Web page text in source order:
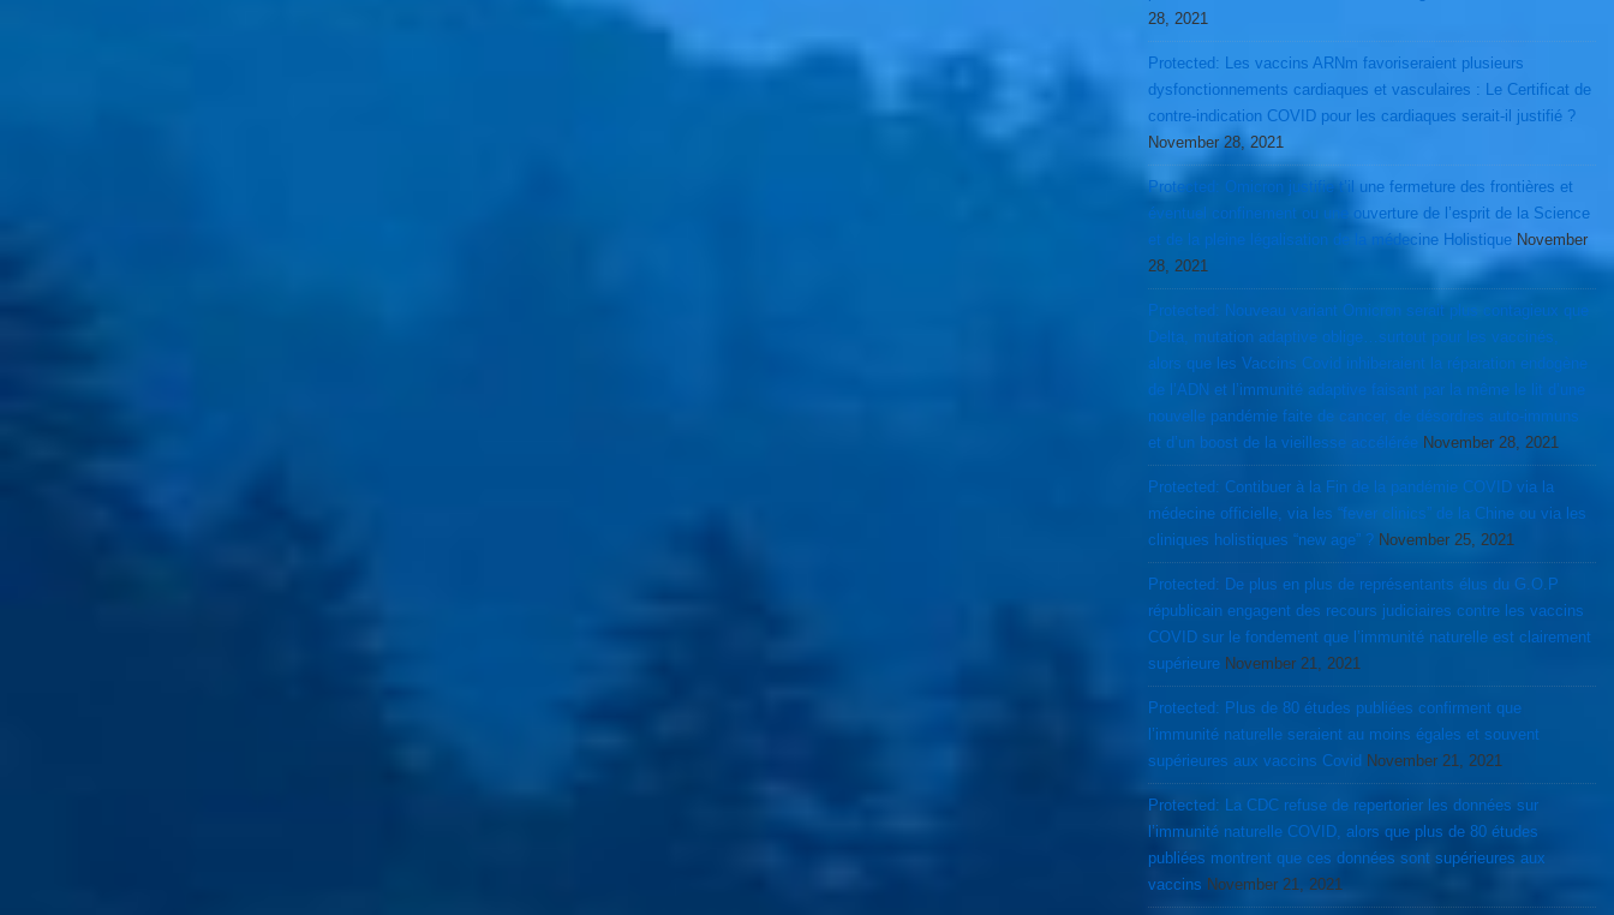
28, 2021
Protected: Les vaccins ARNm favoriseraient plusieurs
dysfonctionnements cardiaques et vasculaires : Le Certificat de
contre-indication COVID pour les cardiaques serait-il justifié ?
November 28, 2021
Protected: Omicron justifie t’il une fermeture des frontières et
éventuel confinement ou une ouverture de l’esprit de la Science
et de la pleine légalisation de la médecine Holistique November
28, 2021
Protected: Nouveau variant Omicron serait plus contagieux que
Delta, mutation adaptive oblige…surtout pour les vaccinés,
alors que les Vaccins Covid inhiberaient la réparation endogène
de l’ADN et l’immunité adaptive faisant par la même le lit d’une
nouvelle pandémie faite de cancer, de désordres auto-immuns
et d’un boost de la vieillesse accélérée November 28, 2021
Protected: Contibuer à la Fin de la pandémie COVID via la
médecine officielle, via les “fever clinics” de la Chine ou via les
cliniques holistiques “new age” ? November 25, 2021
Protected: De plus en plus de représentants élus du G.O.P
républicain engagent des recours judiciaires contre les vaccins
COVID sur le fondement que l’immunité naturelle est clairement
supérieure November 21, 2021
Protected: Plus de 80 études publiées confirment que
l’immunité naturelle seraient au moins égales et souvent
supérieures aux vaccins Covid November 21, 2021
Protected: La CDC refuse de repertorier les données sur
l’immunité naturelle COVID, alors que plus de 80 études
publiées montrent que ces données sont supérieures aux
vaccins November 21, 2021